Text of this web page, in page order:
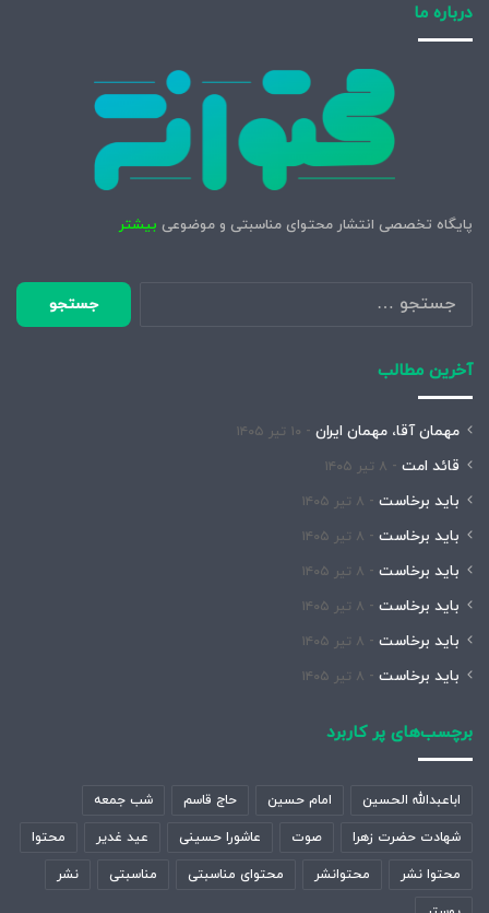
درباره ما
پایگاه تخصصی انتشار محتوای مناسبتی و موضوعی بیشتر
جستجو
برای:
آخرین مطالب
مهمان آقا، مهمان ایران ۱۰ تیر ۱۴۰۵
قائد امت ۸ تیر ۱۴۰۵
باید برخاست ۸ تیر ۱۴۰۵
باید برخاست ۸ تیر ۱۴۰۵
باید برخاست ۸ تیر ۱۴۰۵
باید برخاست ۸ تیر ۱۴۰۵
باید برخاست ۸ تیر ۱۴۰۵
باید برخاست ۸ تیر ۱۴۰۵
برچسب‌های پر کاربرد
اباعبدالله الحسین امام حسین حاج قاسم شب جمعه
شهادت حضرت زهرا صوت عاشورا حسینی عید غدیر محتوا
محتوا نشر محتوانشر محتوای مناسبتی مناسبتی نشر